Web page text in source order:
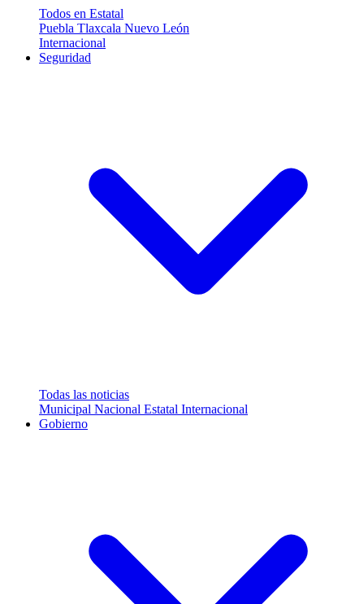
Todos en Estatal
Puebla Tlaxcala Nuevo León
Internacional
Seguridad
Todas las noticias
Municipal Nacional Estatal Internacional
Gobierno